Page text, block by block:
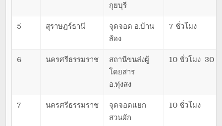
กุยบุรี
5 สุราษฎร์ธานี
จุดจอด อ.บ้าน
ส้อง
7 ชั่วโมง
6 นครศรีธรรมราช
สถานีขนส่งผู้
โดยสาร
อ.ทุ่งสง
10 ชั่วโมง 30
7 นครศรีธรรมราช
จุดจอดแยก
สวนผัก
10 ชั่วโมง